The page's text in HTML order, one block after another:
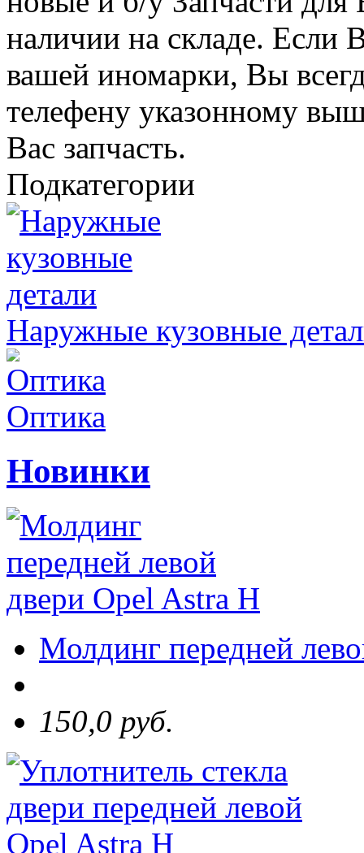
наличии на складе. Если
вашей иномарки, Вы
телефену указонному
Вас запчасть.
Подкатегории
Наружные кузовные
Оптика
Новинки
Молдинг передней
150,0 руб.